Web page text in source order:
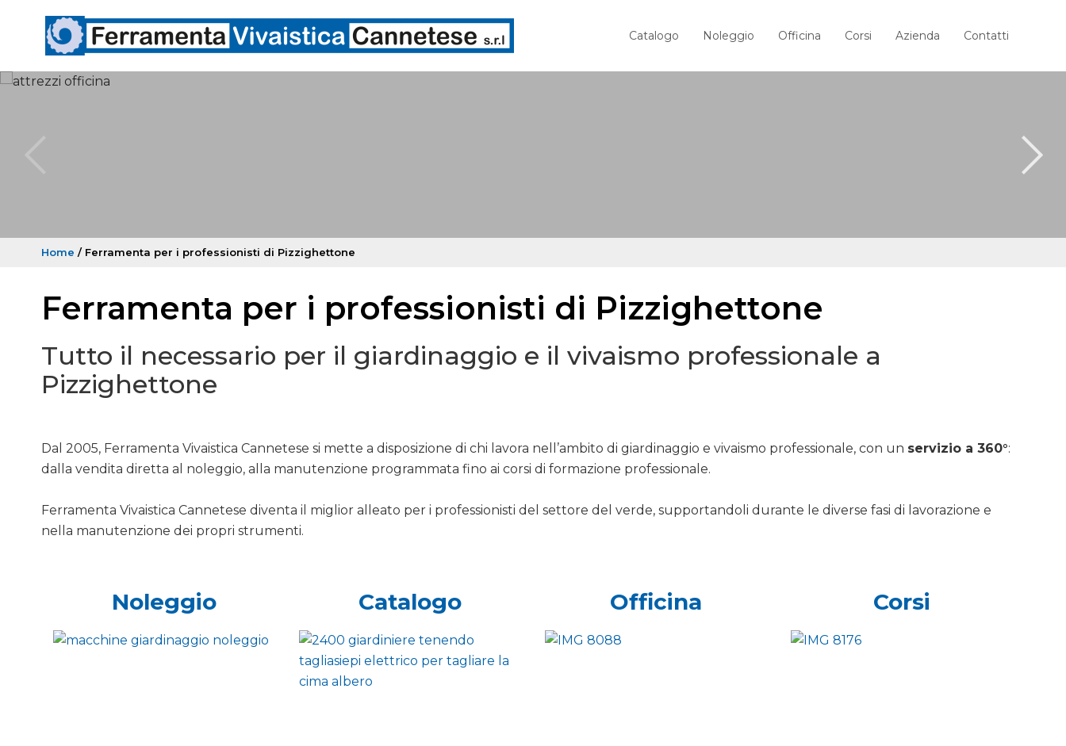
Catalogo Noleggio Officina Corsi Azienda Contatti
Home / Ferramenta per i professionisti di Pizzighettone
Ferramenta per i professionisti di Pizzighettone
Tutto il necessario per il giardinaggio e il vivaismo professionale a
Pizzighettone
Dal 2005, Ferramenta Vivaistica Cannetese si mette a disposizione di chi lavora nell’ambito di giardinaggio e vivaismo professionale, con un servizio a 360°:
dalla vendita diretta al noleggio, alla manutenzione programmata fino ai corsi di formazione professionale.
Ferramenta Vivaistica Cannetese diventa il miglior alleato per i professionisti del settore del verde, supportandoli durante le diverse fasi di lavorazione e
nella manutenzione dei propri strumenti.
Noleggio Catalogo Officina Corsi